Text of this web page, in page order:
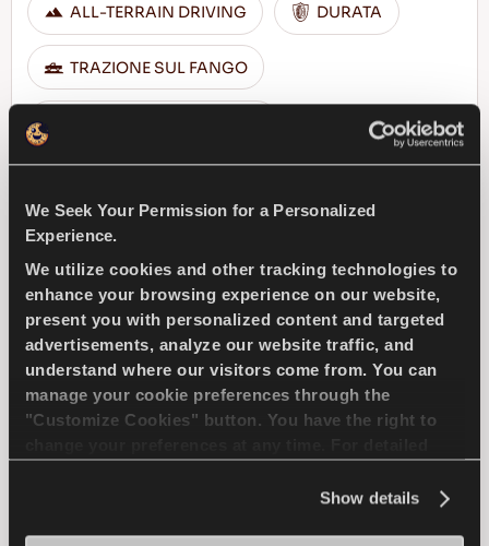
We Seek Your Permission for a Personalized
Experience.
We utilize cookies and other tracking technologies to
enhance your browsing experience on our website,
present you with personalized content and targeted
advertisements, analyze our website traffic, and
understand where our visitors come from. You can
manage your cookie preferences through the
"Customize Cookies" button. You have the right to
Show details
ALL-TERRAIN DRIVING DURATA
TRAZIONE SUL FANGO
TROVA UN
CONCESSIONARIO
SCOPRI DI PIU
COMPETUS WINTER 2
+